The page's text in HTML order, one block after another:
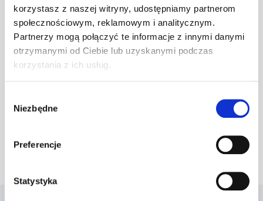
korzystasz z naszej witryny, udostępniamy partnerom
społecznościowym, reklamowym i analitycznym.
Partnerzy mogą połączyć te informacje z innymi danymi
otrzymanymi od Ciebie lub uzyskanymi podczas
korzystania z ich usług.
zgody
Niezbędne
Preferencje
Statystyka
Wyrażam zgodę na przetwarzanie przez Fundację Jim
wskazanego przeze mnie adresu e-mail w celu
przesyłania mi drogą elektroniczną informacji o
działaniach, wydarzeniach i możliwościach wsparcia
realizowanych przez Fundację Jim. Niniejsza zgoda
obejmuje również przesyłanie ww. materiałów w formie